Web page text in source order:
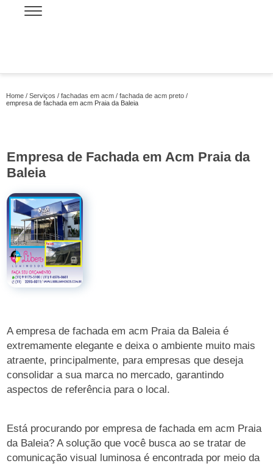
Home Serviços fachadas em acm
fachada de acm preto
empresa de fachada em acm Praia da Baleia
Empresa de Fachada em Acm Praia da
Baleia
A empresa de fachada em acm Praia da Baleia é
extremamente elegante e deixa o ambiente muito mais
atraente, principalmente, para empresas que deseja
consolidar a sua marca no mercado, garantindo
aspectos de referência para o local.
Está procurando por empresa de fachada em acm Praia
da Baleia? A solução que você busca ao se tratar de
comunicação visual luminosa é encontrada por meio da